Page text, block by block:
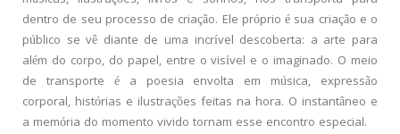
dentro de seu processo de criação. Ele próprio é sua criação e o
público se vê diante de uma incrível descoberta: a arte para
além do corpo, do papel, entre o visível e o imaginado. O meio
de transporte é a poesia envolta em música, expressão
corporal, histórias e ilustrações feitas na hora. O instantâneo e
a memória do momento vivido tornam esse encontro especial.